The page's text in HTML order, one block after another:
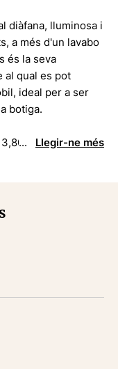
diàfana, lluminosa i
a més d'un lavabo
és la seva
al qual es pot
ideal per a ser
botiga.
metres
municipi del Baix
amb més de
bona qualitat
Llegir-ne més